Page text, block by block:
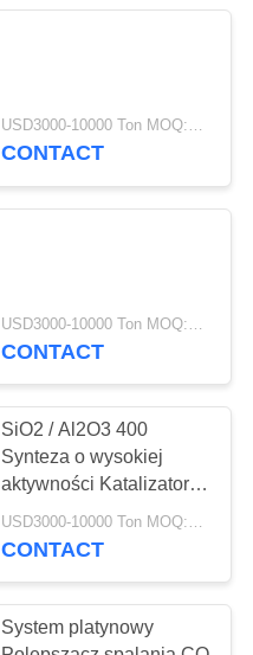
USD3000-10000 Ton MOQ:1 KG
CONTACT
CONTACT
SiO2 / Al2O3 400
Synteza o wysokiej
aktywności Katalizator
zeolitowy SAPO-11
CONTACT
System platynowy